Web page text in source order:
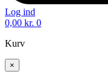
Log ind
0,00 kr. 0
Kurv
×